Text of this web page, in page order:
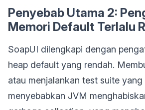
Penyebab Utama 2:
Memori Default Terlalu
SoapUI dilengkapi dengan
heap default yang rendah.
atau menjalankan test suite yang
menyebabkan JVM